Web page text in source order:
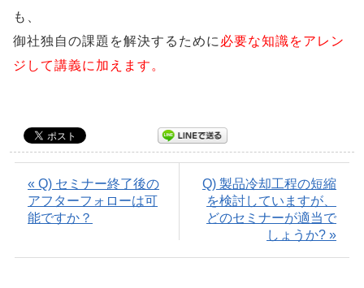
も、
御社独自の課題を解決するために 必要な知識をアレン
ジして講義に加えます。
« Q) セミナー終了後の
アフターフォローは可
能ですか？
Q) 製品冷却工程の短縮
を検討していますが、
どのセミナーが適当で
しょうか? »